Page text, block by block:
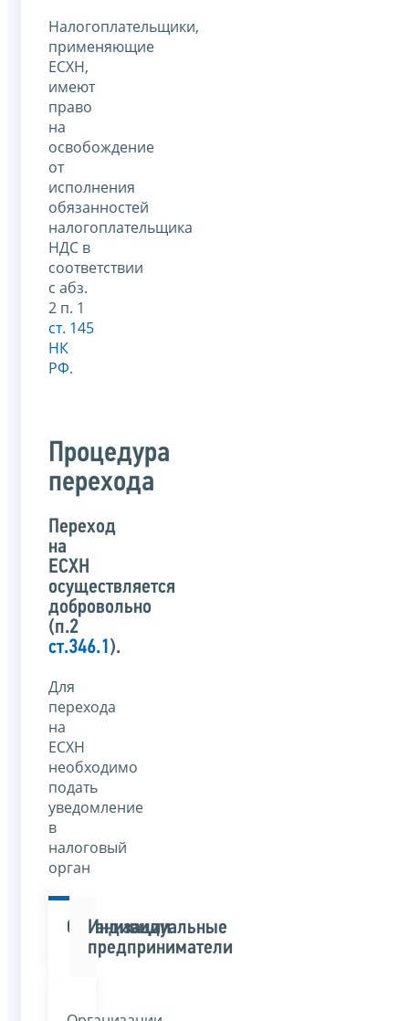
Налогоплательщики,
применяющие
ЕСХН,
имеют
право
на
освобождение
от
исполнения
обязанностей
налогоплательщика
НДС в
соответствии
с абз.
2 п. 1
ст. 145
НК
РФ.
Процедура
перехода
Переход
на
ЕСХН
осуществляется
добровольно
(п.2
ст.346.1).
Для
перехода
на
ЕСХН
необходимо
подать
уведомление
в
налоговый
орган
Организации
Индивидуальные
предприниматели